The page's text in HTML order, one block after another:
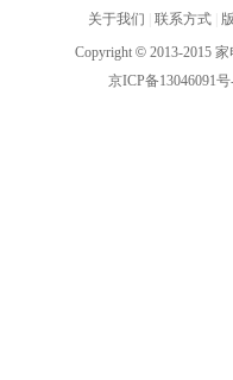
关于我们 联系方式
Copyright © 2013-2015
京ICP备13046091号